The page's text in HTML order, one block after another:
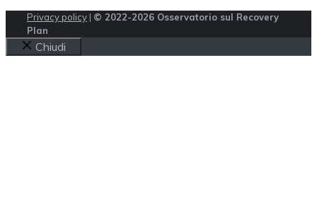
Privacy policy | © 2022-2026 Osservatorio sul Recovery
Plan
Chiudi